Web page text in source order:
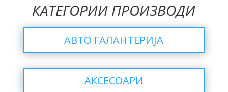
КАТЕГОРИИ ПРОИЗВОДИ
АВТО ГАЛАНТЕРИЈА
АКСЕСОАРИ